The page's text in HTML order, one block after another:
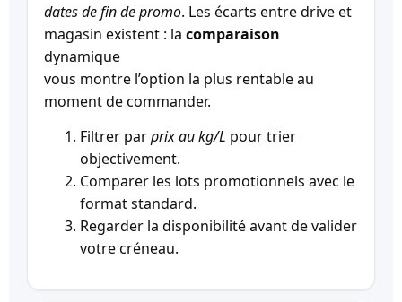
dates de fin de promo. Les écarts entre drive et
magasin existent : la comparaison
dynamique
vous montre l’option la plus rentable au
moment de commander.
Filtrer parprix au kg/L pour trier
objectivement.
Comparer les lots promotionnels avec le
format standard.
Regarder la disponibilité avant de valider
votre créneau.